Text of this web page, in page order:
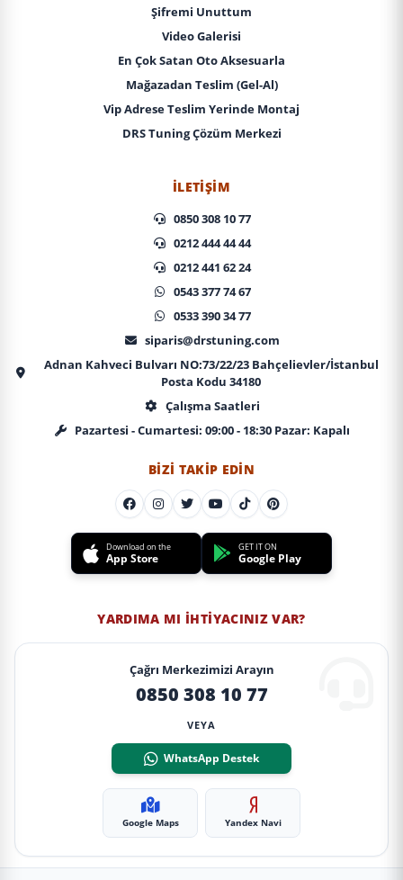
Şifremi Unuttum
Video Galerisi
En Çok Satan Oto Aksesuarla
Mağazadan Teslim (Gel-Al)
Vip Adrese Teslim Yerinde Montaj
DRS Tuning Çözüm Merkezi
İLETIŞIM
0850 308 10 77
0212 444 44 44
0212 441 62 24
0543 377 74 67
0533 390 34 77
siparis@drstuning.com
Adnan Kahveci Bulvarı NO:73/22/23 Bahçelievler/İstanbul
Posta Kodu 34180
Çalışma Saatleri
Pazartesi - Cumartesi: 09:00 - 18:30 Pazar: Kapalı
BIZI TAKIP EDIN
Download on the
App Store
GET IT ON
Google Play
YARDIMA MI İHTIYACINIZ VAR?
Çağrı Merkezimizi Arayın
0850 308 10 77
VEYA
WhatsApp Destek
Google Maps Yandex Navi